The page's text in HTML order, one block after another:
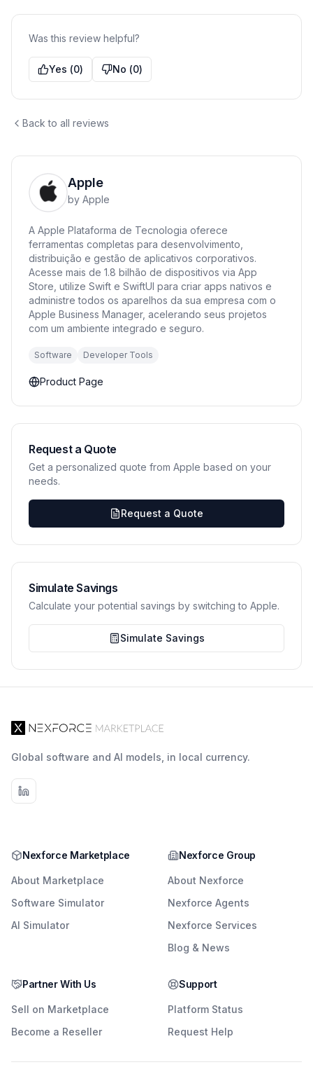
Was this review helpful?
Yes (0) No (0)
Back to all reviews
Apple
by Apple
A Apple Plataforma de Tecnologia oferece
ferramentas completas para desenvolvimento,
distribuição e gestão de aplicativos corporativos.
Acesse mais de 1.8 bilhão de dispositivos via App
Store, utilize Swift e SwiftUI para criar apps nativos e
administre todos os aparelhos da sua empresa com o
Apple Business Manager, acelerando seus projetos
com um ambiente integrado e seguro.
Software Developer Tools
Product Page
Request a Quote
Get a personalized quote from Apple based on your
needs.
Request a Quote
Simulate Savings
Calculate your potential savings by switching to Apple.
Simulate Savings
Global software and AI models, in local currency.
Nexforce Marketplace
About Marketplace
Software Simulator
AI Simulator
Nexforce Group
About Nexforce
Nexforce Agents
Nexforce Services
Blog & News
Partner With Us
Sell on Marketplace
Become a Reseller
Support
Platform Status
Request Help